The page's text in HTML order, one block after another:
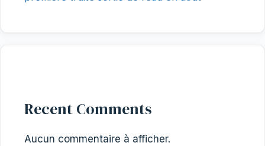
Recent Comments
Aucun commentaire à afficher.